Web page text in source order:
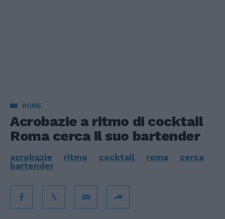
HOME
Acrobazie a ritmo di cocktail
Roma cerca il suo bartender
acrobazie ritmo cocktail roma
cerca
bartender